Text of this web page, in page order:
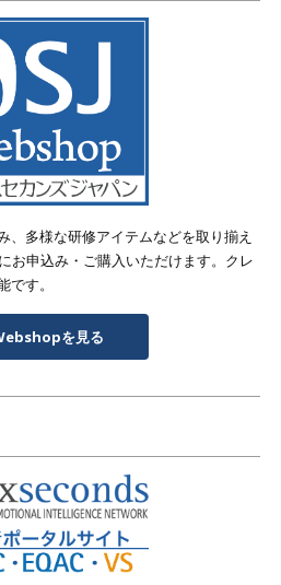
、多様な研修アイテムなどを取り揃え
お申込み・ご購入いただけます。クレ
す。
を見る